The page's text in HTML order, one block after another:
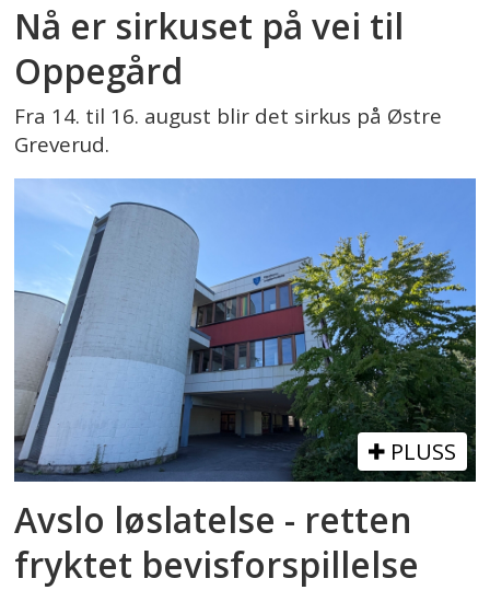
Nå er sirkuset på vei til
Oppegård
Fra 14. til 16. august blir det sirkus på Østre
Greverud.
PLUSS
Avslo løslatelse - retten
fryktet bevisforspillelse